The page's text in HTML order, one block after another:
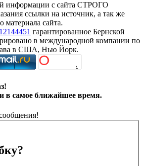
информации с сайта СТРОГО
ссылки на источник, а так же
материала сайта.
гарантированное Бернской
в международной компании по
в США, Нью Йорк.
самое ближайшее время.